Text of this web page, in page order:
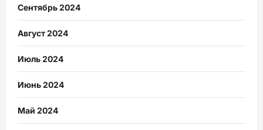
Сентябрь 2024
Август 2024
Июль 2024
Июнь 2024
Май 2024